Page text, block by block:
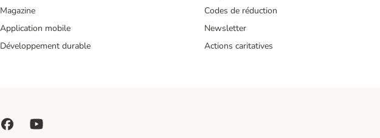
Magazine
Application mobile
Développement durable
Codes de réduction
Newsletter
Actions caritatives